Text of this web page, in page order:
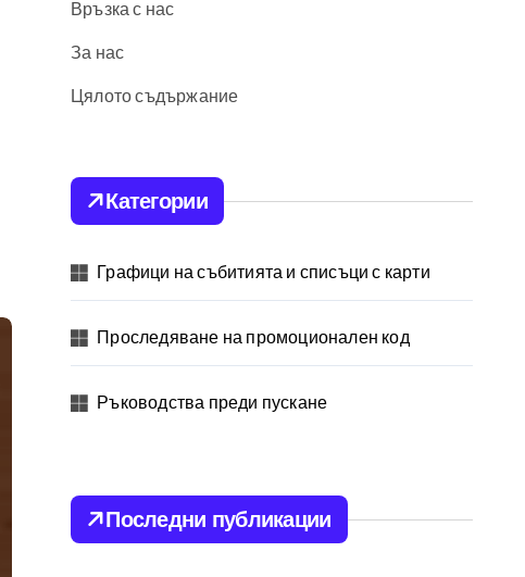
Връзка с нас
За нас
Цялото съдържание
Категории
Графици на събитията и списъци с карти
Проследяване на промоционален код
Ръководства преди пускане
Последни публикации